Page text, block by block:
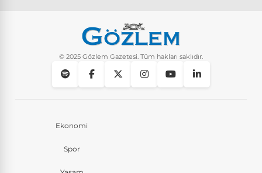
© 2025 Gözlem Gazetesi. Tüm hakları saklıdır.
Ekonomi
Spor